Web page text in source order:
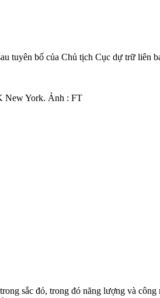
tuyên bố của Chủ tịch Cục dự trữ
New York. Ảnh : FT
sắc đỏ, trong đó năng lượng và